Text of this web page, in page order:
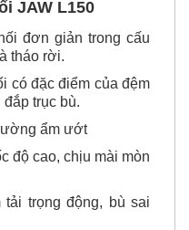
JAW L150
đơn giản trong cấu
tháo rời.
có đặc điểm của đệm
trục bù.
ẩm ướt
độ cao, chịu mài mòn
trọng động, bù sai